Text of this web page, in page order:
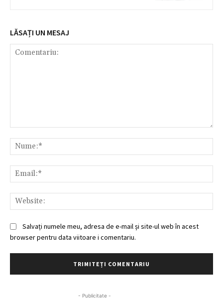
LĂSAȚI UN MESAJ
Salvați numele meu, adresa de e-mail și site-ul web în acest
browser pentru data viitoare i comentariu.
- Publicitate -